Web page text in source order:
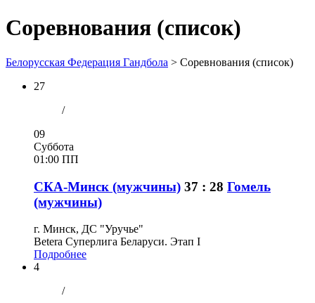
Соревнования (список)
Белорусская Федерация Гандбола > Соревнования (список)
27
/
09
Суббота
01:00 ПП
СКА-Минск (мужчины) 37 : 28 Гомель
(мужчины)
г. Минск, ДС "Уручье"
Betera Суперлига Беларуси. Этап I
Подробнее
4
/